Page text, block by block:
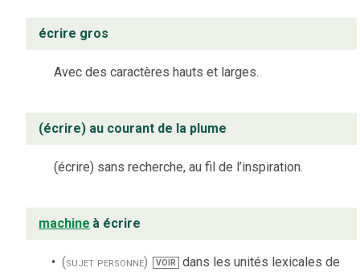
écrire gros
Avec des caractères hauts et larges.
(écrire) au courant de la plume
(écrire) sans recherche, au fil de l’inspiration.
machine à écrire
(sujet personne) VOIR dans les unités lexicales de